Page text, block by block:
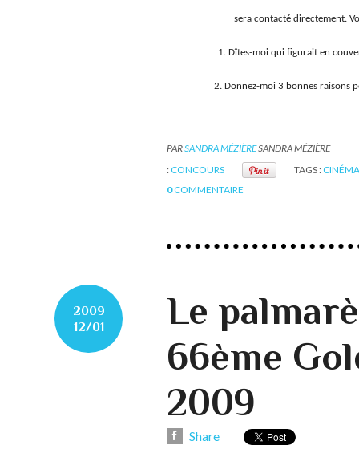
sera contacté directement.
1. Dîtes-moi qui figurait en
2. Donnez-moi 3 bonnes raisons
PARSANDRA MÉZIÈRESANDRA MÉZIÈRE
: CONCOURS TAGS : CINÉMA
0 COMMENTAIRE
2009
12/01
Le
66ème
2009
Share